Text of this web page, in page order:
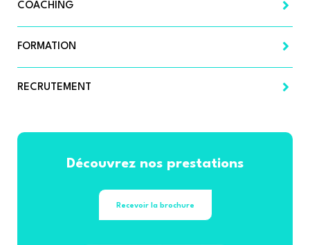
COACHING
FORMATION
RECRUTEMENT
Découvrez nos prestations
Recevoir la brochure